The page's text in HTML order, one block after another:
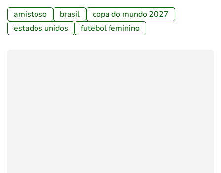
amistoso brasil
copa do mundo 2027
estados unidos
futebol feminino